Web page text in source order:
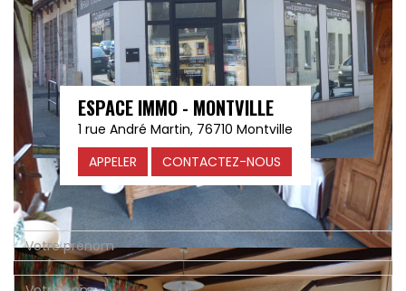
ESPACE IMMO - MONTVILLE
1 rue André Martin, 76710 Montville
APPELER
CONTACTEZ-NOUS